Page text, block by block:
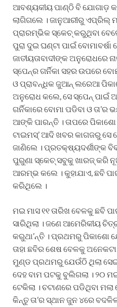
ଆବଶ୍ୟକୀୟ ପାଣ୍ଠି ବି ଯୋଗାଡ଼
ଲାଗିଗଲେ । ଜାନୁଆରୀରୁ ଏପ୍ରିଲ୍
ପ୍ରାରମ୍ଭିକ ସ୍କେଚ୍ କରୁଥିବା
ପୁରା ଦୁଇ ଘଣ୍ଟା ପାଇଁ ବୋମାବର୍ଷା
ଜାତୀୟତାବାଦୀଙ୍କ ଅନୁରୋଧରେ
ସ୍ପେନ୍‌ର ଗର୍ନିକା ସହର ଉପରେ
ଓ ପ୍ରାବନ୍ଧିକ ଜୁଆନ୍ ଲରେଆ
ଅନୁରୋଧ କଲେ, ସେ ସ୍ପେନ୍ ପାଇଁ
ଗର୍ନିକାରେ ବୋମା ପଡିବା ଓ
ଆଙ୍କି ପାରନ୍ତି । ତାପରେ ପିକାଶୋ
ଟାଇମସ୍’ ଆଦି ଖବର କାଗଜରୁ ସେ
ଜାଣିଲେ । ପ୍ରତକ୍ଷ୍ୟଦର୍ଶୀଙ୍କ
ପୁରୁଣା ସ୍କେଚ୍ ସବୁକୁ ଖାରଜ୍ କରି
ଆରମ୍ଭ କଲେ । କୁହାଯାଏ, ଛବି
କରିଥିଲେ ।
ମଇ ମାସ ୧୧ ତାରିଖ ବେଳକୁ ଛବି
ସାରିଥିଲା । ଜଣେ ଆମେରିକୀୟ
କରୁଥା’ନ୍ତି । ପ୍ରଥମରୁ ପିକାଶୋ
ତାହା ଛବିର ଶେଷ ବେଳକୁ
ମୁଣ୍ଡ ପ୍ରଥମରୁ ଯେଉଁଠି ଥିଲା
ଦେହ ବାମ ପଟକୁ ବୁଲିଗଲା । ୨୦
ଟେକିଲା । ଚଟାଣରେ ପଡିଥିବା ମଲା
କିନ୍ତୁ ତା’ର ସ୍ଥାନ ଜୁନ ୪ରେ